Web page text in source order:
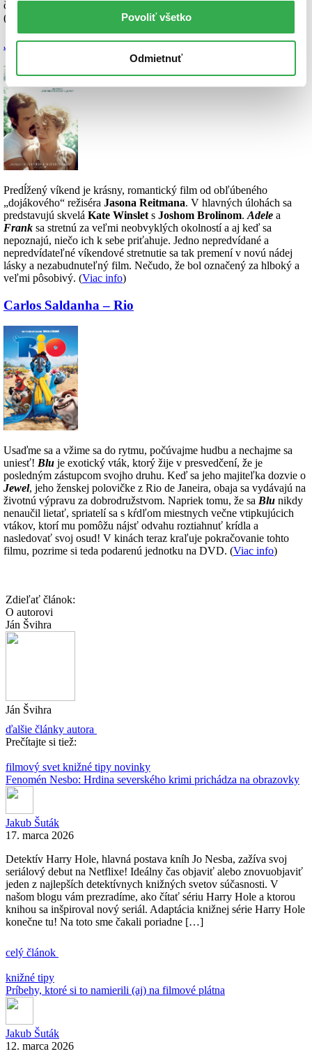
Povoliť všetko
Odmietnuť
čas a ovládnuť svet. Film je plný neočakávaných zvratov a napätia!
(
Jason Reitman – Predĺžený víkend
Predĺžený víkend je krásny, romantický film od obľúbeného
„dojákového“ režiséra Jasona Reitmana. V hlavných úlohách sa
predstavujú skvelá Kate Winslet s Joshom Brolinom. Adele a
Frank sa stretnú za veľmi neobvyklých okolností a aj keď sa
nepoznajú, niečo ich k sebe priťahuje. Jedno nepredvídané a
nepredvídateľné víkendové stretnutie sa tak premení v novú nádej
lásky a nezabudnuteľný film. Nečudo, že bol označený za hlboký a
veľmi pôsobivý. (Viac info)
Carlos Saldanha – Rio
Usaďme sa a vžime sa do rytmu, počúvajme hudbu a nechajme sa
uniesť! Blu je exotický vták, ktorý žije v presvedčení, že je
posledným zástupcom svojho druhu. Keď sa jeho majiteľka dozvie o
Jewel, jeho ženskej polovičke z Rio de Janeira, obaja sa vydávajú na
životnú výpravu za dobrodružstvom. Napriek tomu, že sa Blu nikdy
nenaučil lietať, spriatelí sa s kŕdľom miestnych večne vtipkujúcich
vtákov, ktorí mu pomôžu nájsť odvahu roztiahnuť krídla a
nasledovať svoj osud! V kinách teraz kraľuje pokračovanie tohto
filmu, pozrime si teda podarenú jednotku na DVD. (Viac info)
Zdieľať článok:
O autorovi
Ján Švihra
Ján Švihra
ďalšie články autora
Prečítajte si tiež:
filmový svetknižné tipy novinky
Fenomén Nesbo: Hrdina severského krimi prichádza na obrazovky
Jakub Šuták
17. marca 2026
Detektív Harry Hole, hlavná postava kníh Jo Nesba, zažíva svoj
seriálový debut na Netflixe! Ideálny čas objaviť alebo znovuobjaviť
jeden z najlepších detektívnych knižných svetov súčasnosti. V
našom blogu vám prezradíme, ako čítať sériu Harry Hole a ktorou
knihou sa inšpiroval nový seriál. Adaptácia knižnej série Harry Hole
konečne tu! Na toto sme čakali poriadne […]
celý článok
knižné tipy
Príbehy, ktoré si to namierili (aj) na filmové plátna
Jakub Šuták
12. marca 2026